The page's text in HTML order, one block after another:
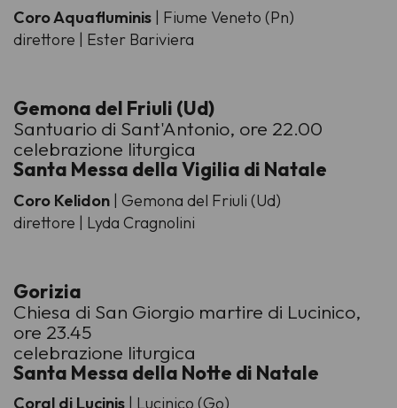
Coro Aquafluminis | Fiume Veneto (Pn)
direttore | Ester Bariviera
Gemona del Friuli (Ud)
Santuario di Sant'Antonio, ore 22.00
celebrazione liturgica
Santa Messa della Vigilia di Natale
Coro Kelidon | Gemona del Friuli (Ud)
direttore | Lyda Cragnolini
Gorizia
Chiesa di San Giorgio martire di Lucinico,
ore 23.45
celebrazione liturgica
Santa Messa della Notte di Natale
Coral di Lucinis | Lucinico (Go)